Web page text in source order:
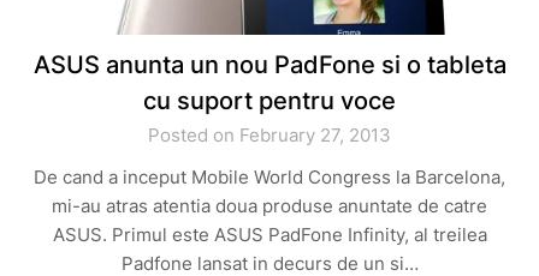
ASUS anunta un nou PadFone si o tableta
cu suport pentru voce
Posted on February 27, 2013
De cand a inceput Mobile World Congress la Barcelona,
mi-au atras atentia doua produse anuntate de catre
ASUS. Primul este ASUS PadFone Infinity, al treilea
Padfone lansat in decurs de un si…